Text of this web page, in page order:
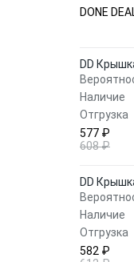
DONE
DD
Наличие
Отгрузка
577 ₽
608 ₽
DD
Наличие
Отгрузка
582 ₽